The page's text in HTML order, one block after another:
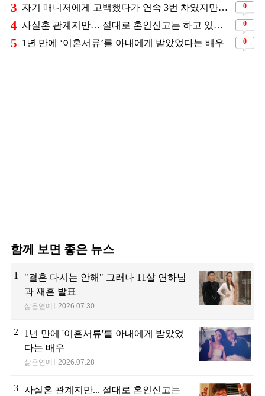
3 자기 매니저에게 고백했다가 연속 3번 차였지만… 결국 결혼에 성공한 배우 0
4 사실혼 관계지만… 절대로 혼인신고는 하고 있지 않다는 배우 0
5 1년 만에 ‘이혼서류’를 아내에게 받았었다는 배우 0
함께 보면 좋은 뉴스
1
"결혼 다시는 안해" 그러나 11살 연하남
과 재혼 발표
삶은연예 2026.07.30
2
1년 만에 '이혼서류'를 아내에게 받았었
다는 배우
삶은연예 2026.07.28
3 사실혼 관계지만... 절대로 혼인신고는